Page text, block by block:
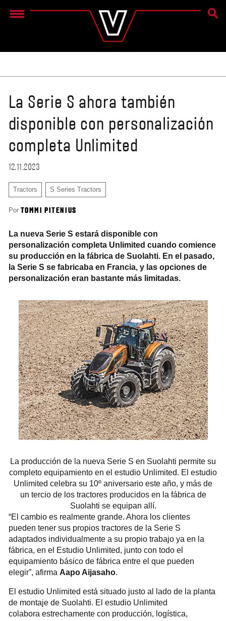
Menu
La Serie S ahora también
disponible con personalización
completa Unlimited
12.11.2023
Tractors S Series Tractors
Por TOMMI PITENIUS
La nueva Serie S estará disponible con
personalización completa Unlimited cuando comience
su producción en la fábrica de Suolahti. En el pasado,
la Serie S se fabricaba en Francia, y las opciones de
personalización eran bastante más limitadas.
La producción de la nueva Serie S en Suolahti permite su
completo equipamiento en el estudio Unlimited. El estudio
Unlimited celebra su 10º aniversario este año, y más de
un tercio de los tractores producidos en la fábrica de
Suolahti se equipan allí.
“El cambio es realmente grande. Ahora los clientes
pueden tener sus propios tractores de la Serie S
adaptados individualmente a su propio trabajo ya en la
fábrica, en el Estudio Unlimited, junto con todo el
equipamiento básico de fábrica entre el que pueden
elegir”, afirma Aapo Aijasaho.
El estudio Unlimited está situado justo al lado de la planta
de montaje de Suolahti. El estudio Unlimited
colabora estrechamente con producción, logística,